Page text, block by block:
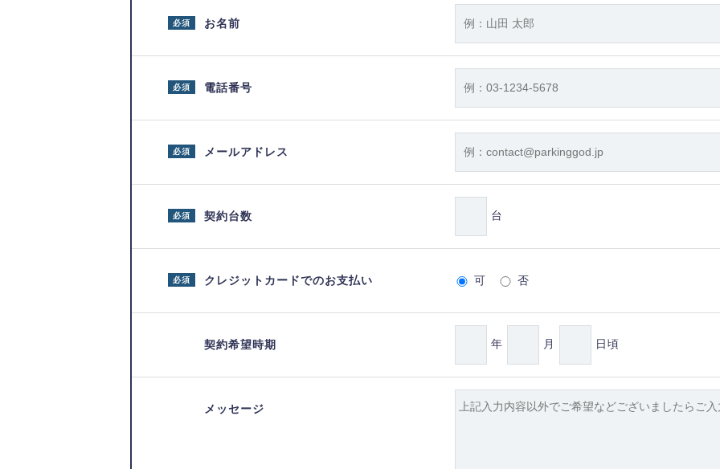
お名前
必須
電話番号
必須
メールアドレス
必須
契約台数
必須 台
クレジットカードでのお支払い
必須 可 否
契約希望時期 年 月 日頃
メッセージ